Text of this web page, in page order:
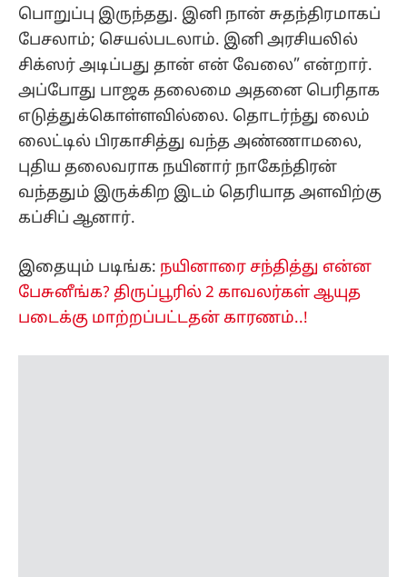
பொறுப்பு இருந்தது. இனி நான் சுதந்திரமாகப்
பேசலாம்; செயல்படலாம். இனி அரசியலில்
சிக்ஸர் அடிப்பது தான் என் வேலை” என்றார்.
அப்போது பாஜக தலைமை அதனை பெரிதாக
எடுத்துக்கொள்ளவில்லை. தொடர்ந்து லைம்
லைட்டில் பிரகாசித்து வந்த அண்ணாமலை,
புதிய தலைவராக நயினார் நாகேந்திரன்
வந்ததும் இருக்கிற இடம் தெரியாத அளவிற்கு
கப்சிப் ஆனார்.
இதையும் படிங்க: நயினாரை சந்தித்து என்ன
பேசுனீங்க? திருப்பூரில் 2 காவலர்கள் ஆயுத
படைக்கு மாற்றப்பட்டதன் காரணம்..!